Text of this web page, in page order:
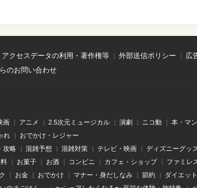
アクセスデータの利用・著作権等 外部送信ポリシー
広
のお問い合わせ
画 アニメ 2.5次元ミュージカル 演劇 ニコ動 本・マ
れ おでかけ・レジャー
攻略 混雑予想 混雑対策 テレビ・映画 ディズニーグッ
お菓子 お酒 コンビニ カフェ・ショップ ファミレ
お金 おでかけ マナー・身だしなみ 節約 ダイエッ